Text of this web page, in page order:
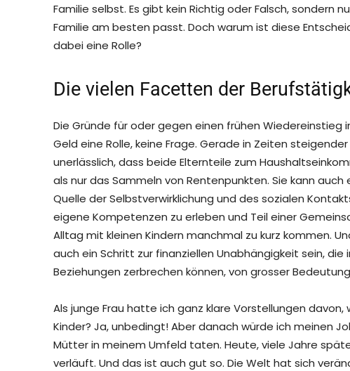
Familie selbst. Es gibt kein Richtig oder Falsch, sondern
Familie am besten passt. Doch warum ist diese
dabei eine Rolle?
Die vielen Facetten der
Die Gründe für oder gegen einen frühen Wiedereinstieg
Geld eine Rolle, keine Frage. Gerade in Zeiten
unerlässlich, dass beide Elternteile zum
als nur das Sammeln von Rentenpunkten. Sie kann
Quelle der Selbstverwirklichung und des sozialen
eigene Kompetenzen zu erleben und Teil einer
Alltag mit kleinen Kindern manchmal zu kurz kommen.
auch ein Schritt zur finanziellen Unabhängigkeit sein,
Beziehungen zerbrechen können, von grosser
Als junge Frau hatte ich ganz klare Vorstellungen
Kinder? Ja, unbedingt! Aber danach würde ich meinen
Mütter in meinem Umfeld taten. Heute, viele Jahre
verläuft. Und das ist auch gut so. Die Welt hat sich